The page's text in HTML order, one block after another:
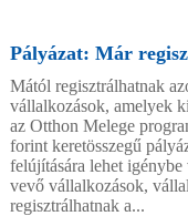
Pályázat: Már
Mától regisztrálhatnak
vállalkozások, amelyek
az Otthon Melege
forint keretösszegű
felújítására lehet
vevő vállalkozások,
regisztrálhatnak a...